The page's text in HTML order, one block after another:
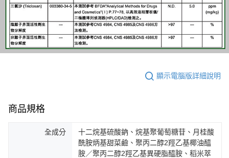
顯示電腦版詳細說明
商品規格
全成分
十二烷基硫酸鈉、烷基聚葡萄糖苷、月桂酸
酰胺炳基甜菜鹼、聚丙二醇2羥乙基椰油醯
胺／聚丙二醇2羥乙基異硬脂醯胺、稻米萃